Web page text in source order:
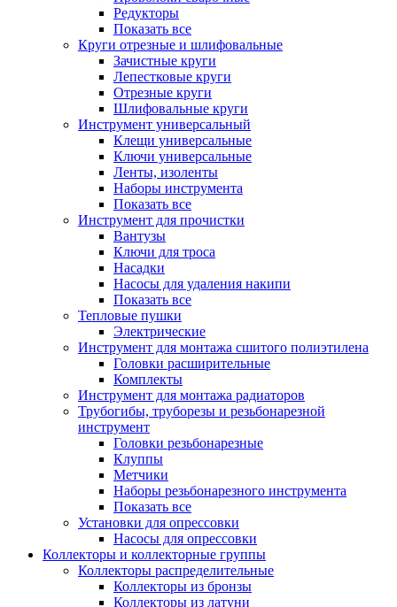
Редукторы
Показать все
Круги отрезные и шлифовальные
Зачистные круги
Лепестковые круги
Отрезные круги
Шлифовальные круги
Инструмент универсальный
Клещи универсальные
Ключи универсальные
Ленты, изоленты
Наборы инструмента
Показать все
Инструмент для прочистки
Вантузы
Ключи для троса
Насадки
Насосы для удаления накипи
Показать все
Тепловые пушки
Электрические
Инструмент для монтажа сшитого полиэтилена
Головки расширительные
Комплекты
Инструмент для монтажа радиаторов
Трубогибы, труборезы и резьбонарезной
инструмент
Головки резьбонарезные
Клуппы
Метчики
Наборы резьбонарезного инструмента
Показать все
Установки для опрессовки
Насосы для опрессовки
Коллекторы и коллекторные группы
Коллекторы распределительные
Коллекторы из бронзы
Коллекторы из латуни